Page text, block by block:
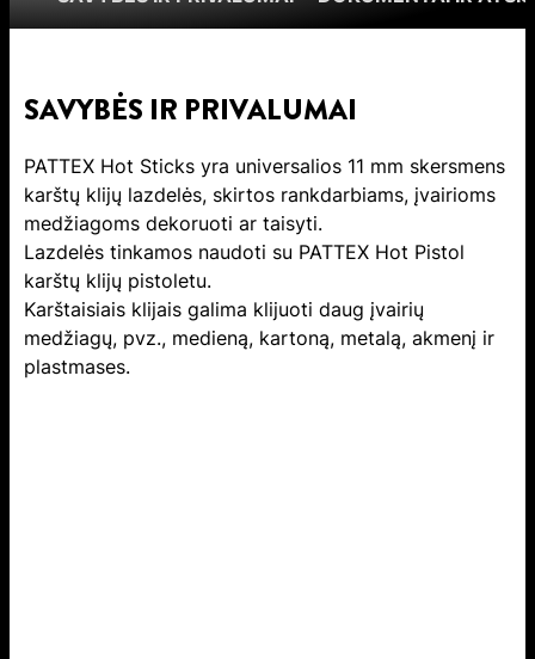
SAVYBĖS IR PRIVALUMAI
PATTEX Hot Sticks yra universalios 11 mm skersmens
karštų klijų lazdelės, skirtos rankdarbiams, įvairioms
medžiagoms dekoruoti ar taisyti.
Lazdelės tinkamos naudoti su PATTEX Hot Pistol
karštų klijų pistoletu.
Karštaisiais klijais galima klijuoti daug įvairių
medžiagų, pvz., medieną, kartoną, metalą, akmenį ir
plastmases.